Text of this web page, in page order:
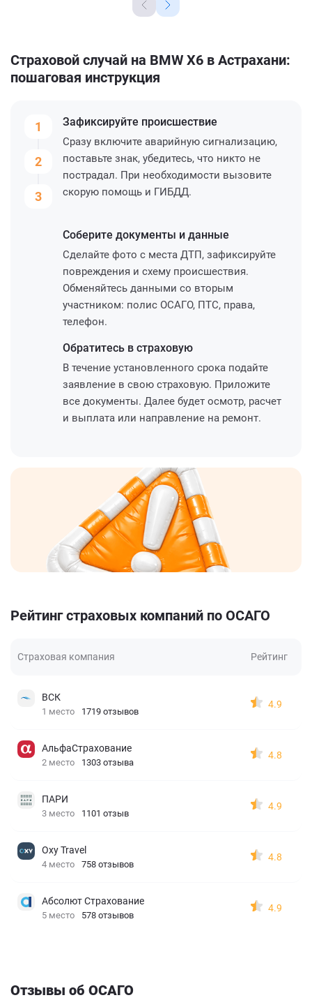
Страховой случай на BMW X6 в Астрахани:
пошаговая инструкция
1
2
3
Зафиксируйте происшествие
Сразу включите аварийную сигнализацию,
поставьте знак, убедитесь, что никто не
пострадал. При необходимости вызовите
скорую помощь и ГИБДД.
Соберите документы и данные
Сделайте фото с места ДТП, зафиксируйте
повреждения и схему происшествия.
Обменяйтесь данными со вторым
участником: полис ОСАГО, ПТС, права,
телефон.
Обратитесь в страховую
В течение установленного срока подайте
заявление в свою страховую. Приложите
все документы. Далее будет осмотр, расчет
и выплата или направление на ремонт.
Рейтинг страховых компаний по ОСАГО
Страховая компания Рейтинг
ВСК
1 место 1719 отзывов
4.9
АльфаСтрахование
2 место 1303 отзыва
4.8
ПАРИ
3 место 1101 отзыв
4.9
Oxy Travel
4 место 758 отзывов
4.8
Абсолют Страхование
5 место 578 отзывов
4.9
Отзывы об ОСАГО